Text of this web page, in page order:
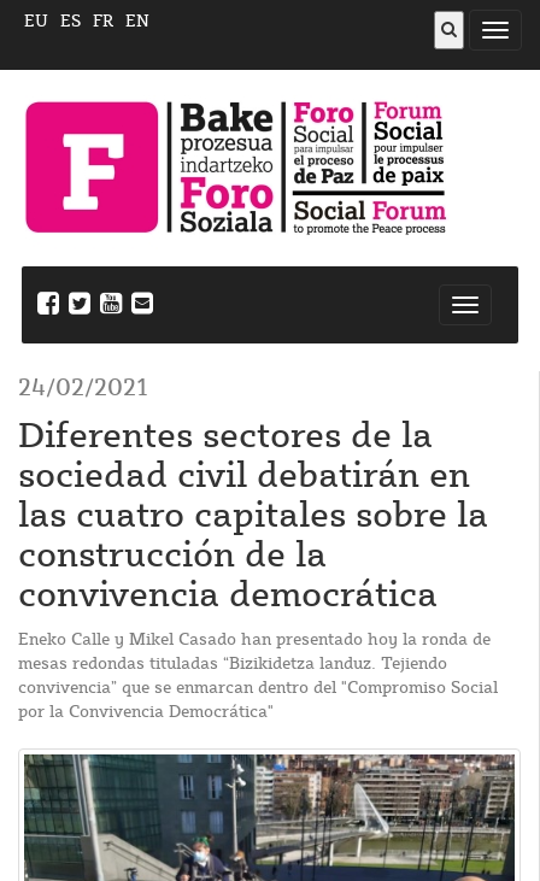
Abrir
EU ES FR EN
24/02/2021
Diferentes sectores de la
sociedad civil debatirán en
las cuatro capitales sobre la
construcción de la
convivencia democrática
Eneko Calle y Mikel Casado han presentado hoy la ronda de
mesas redondas tituladas “Bizikidetza landuz. Tejiendo
convivencia” que se enmarcan dentro del "Compromiso Social
por la Convivencia Democrática"